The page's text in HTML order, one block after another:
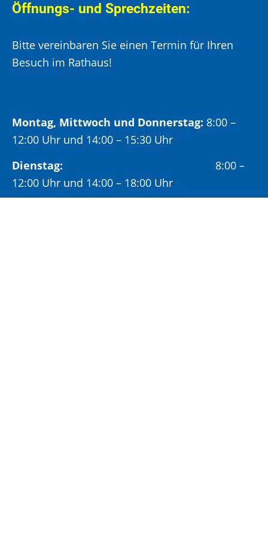
Öffnungs- und Sprechzeiten:
Bitte vereinbaren Sie einen Termin für Ihren
Besuch im Rathaus!
Montag, Mittwoch und Donnerstag: 8:00 –
12:00 Uhr und 14:00 – 15:30 Uhr
Dienstag: 8:00 –
12:00 Uhr und 14:00 – 18:00 Uhr